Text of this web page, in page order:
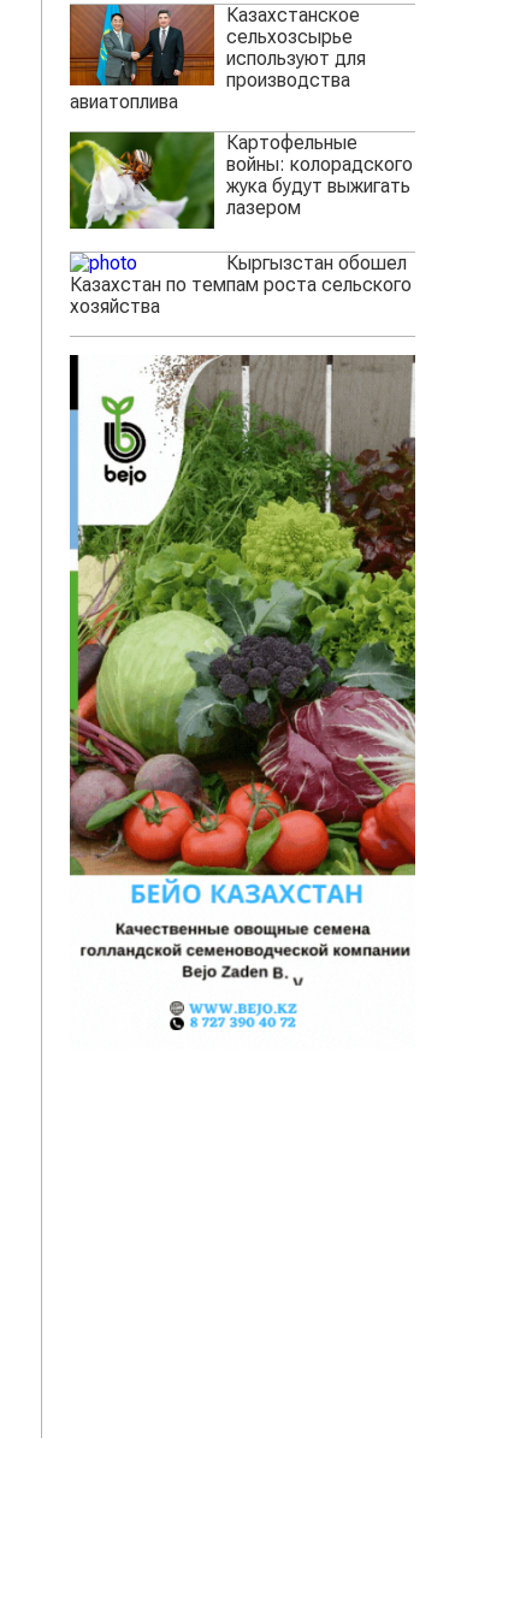
Казахстанское
сельхозсырье
используют для
производства
авиатоплива
Картофельные
войны: колорадского
жука будут выжигать
лазером
Кыргызстан обошел
Казахстан по темпам роста сельского
хозяйства